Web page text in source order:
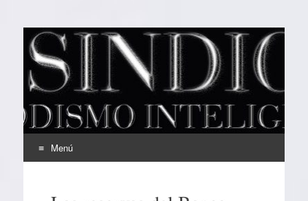
EL SINDICAL
Periodismo Inteligente
Menú